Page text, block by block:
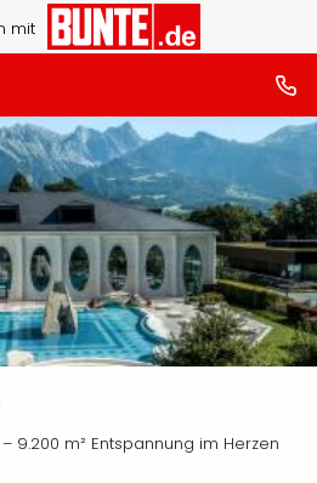
mit
9.200 m² Entspannung im Herzen